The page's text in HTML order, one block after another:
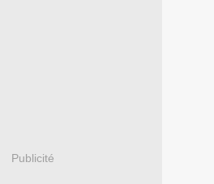
Publicité